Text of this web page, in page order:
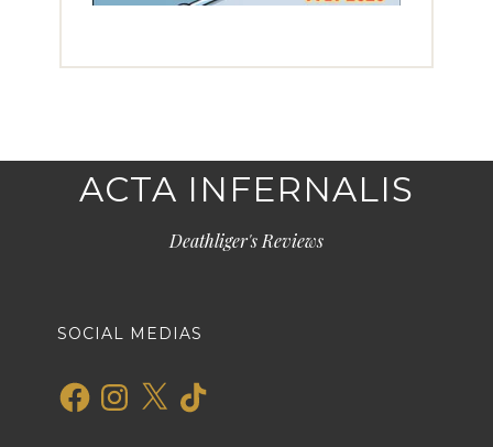
ACTA INFERNALIS
Deathliger's Reviews
SOCIAL MEDIAS
FacebookInstagram
X TikTok